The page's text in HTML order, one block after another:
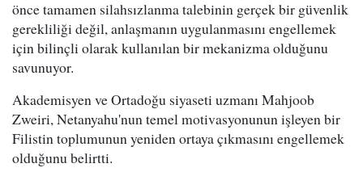
önce tamamen silahsızlanma talebinin gerçek bir güvenlik
gerekliliği değil, anlaşmanın uygulanmasını engellemek
için bilinçli olarak kullanılan bir mekanizma olduğunu
savunuyor.
Akademisyen ve Ortadoğu siyaseti uzmanı Mahjoob
Zweiri, Netanyahu'nun temel motivasyonunun işleyen bir
Filistin toplumunun yeniden ortaya çıkmasını engellemek
olduğunu belirtti.